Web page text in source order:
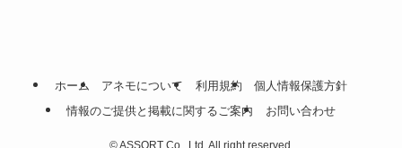
ホーム アネモについて 利用規約
個人情報保護方針
情報のご提供と掲載に関するご案内
お問い合わせ
©ASSORT Co., Ltd. All right reserved.